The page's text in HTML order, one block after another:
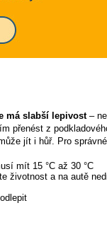
má slabší lepivost–
přenést z
jít i hůř. Pro správné
mít 15 °C až 30 °C
životnost a na autě